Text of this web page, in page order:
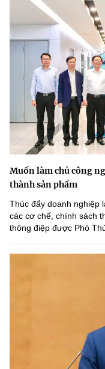
Muốn làm chủ công
thành sản phẩm
Thúc đẩy doanh nghiệp
các cơ chế, chính sách
thông điệp được Phó